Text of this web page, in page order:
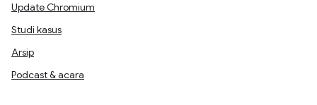
Update Chromium
Studi kasus
Arsip
Podcast & acara